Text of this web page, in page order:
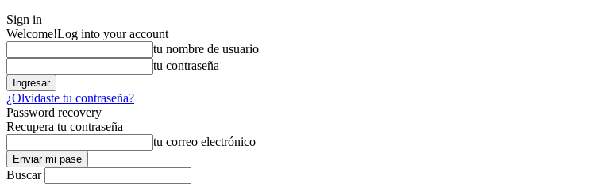
Sign in
Welcome!Log into your account
tu nombre de usuario
tu contraseña
¿Olvidaste tu contraseña?
Password recovery
Recupera tu contraseña
tu correo electrónico
Buscar